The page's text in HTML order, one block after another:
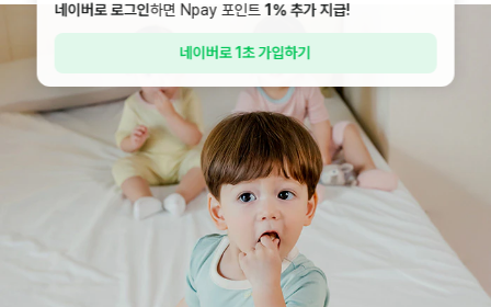
네이버로 로그인하면 Npay 포인트1%추가 지급!
네이버로 1초 가입하기